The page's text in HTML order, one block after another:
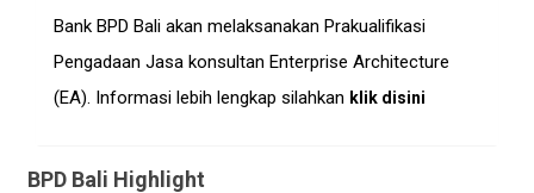
Bank BPD Bali akan melaksanakan Prakualifikasi
Pengadaan Jasa konsultan Enterprise Architecture
(EA). Informasi lebih lengkap silahkan klik disini
BPD Bali Highlight